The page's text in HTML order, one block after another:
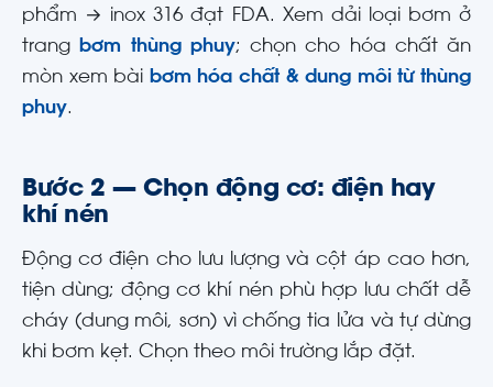
phẩm → inox 316 đạt FDA. Xem dải loại bơm ở
trang
bơm thùng phuy; chọn cho hóa chất ăn
mòn xem bài bơm hóa chất & dung môi từ thùng
phuy.
Bước 2 — Chọn động cơ: điện hay
khí nén
Động cơ điện cho lưu lượng và cột áp cao hơn,
tiện dùng; động cơ khí nén phù hợp lưu chất dễ
cháy (dung môi, sơn) vì chống tia lửa và tự dừng
khi bơm kẹt. Chọn theo môi trường lắp đặt.